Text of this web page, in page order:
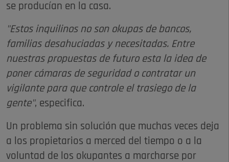
se producían en la casa.
"Estos inquilinos no son okupas de bancos,
familias desahuciadas y necesitadas. Entre
nuestras propuestas de futuro esta la idea de
poner cámaras de seguridad o contratar un
vigilante para que controle el trasiego de la
gente", especifica.
Un problema sin solución que muchas veces deja
a los propietarios a merced del tiempo o a la
voluntad de los okupantes a marcharse por